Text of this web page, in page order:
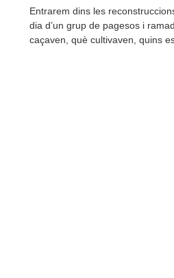
Entrarem dins les
dia d’un grup de pagesos i
caçaven, què cultivaven, quins